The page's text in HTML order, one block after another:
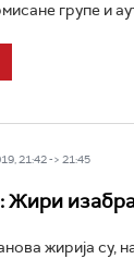
групе и
21:42 -> 21:45
жирија су,